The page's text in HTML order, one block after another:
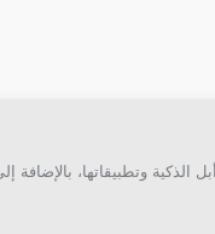
وتطبيقاتها، بالإضافة